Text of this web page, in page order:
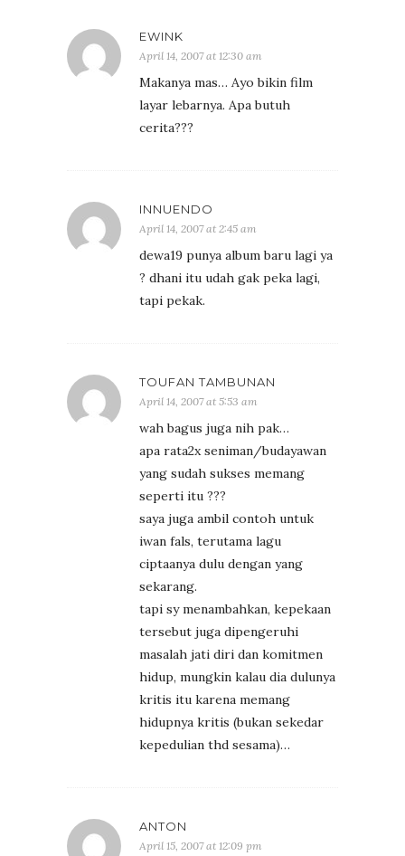
EWINK
April 14, 2007 at 12:30 am
Makanya mas… Ayo bikin film
layar lebarnya. Apa butuh
cerita???
INNUENDO
April 14, 2007 at 2:45 am
dewa19 punya album baru lagi ya
? dhani itu udah gak peka lagi,
tapi pekak.
TOUFAN TAMBUNAN
April 14, 2007 at 5:53 am
wah bagus juga nih pak…
apa rata2x seniman/budayawan
yang sudah sukses memang
seperti itu ???
saya juga ambil contoh untuk
iwan fals, terutama lagu
ciptaanya dulu dengan yang
sekarang.
tapi sy menambahkan, kepekaan
tersebut juga dipengeruhi
masalah jati diri dan komitmen
hidup, mungkin kalau dia dulunya
kritis itu karena memang
hidupnya kritis (bukan sekedar
kepedulian thd sesama)…
ANTON
April 15, 2007 at 12:09 pm